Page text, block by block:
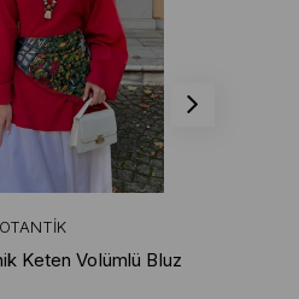
Keten Volümlü Bluz